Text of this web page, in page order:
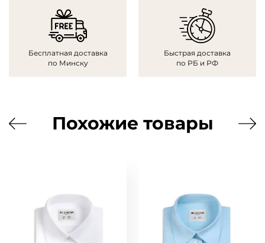
Бесплатная доставка
по Минску
Быстрая доставка
по РБ и РФ
Похожие товары